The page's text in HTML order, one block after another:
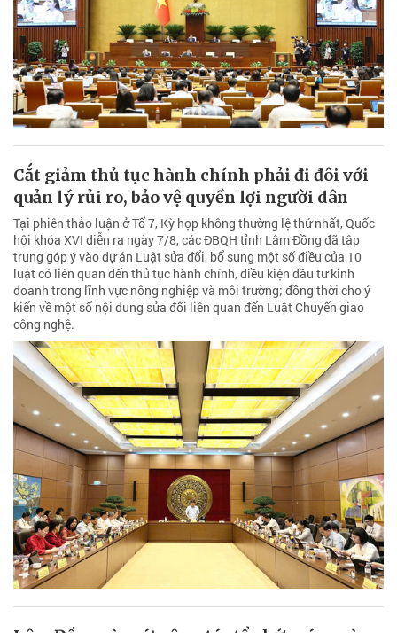
Cắt giảm thủ tục hành chính phải đi đôi với
quản lý rủi ro, bảo vệ quyền lợi người dân
Tại phiên thảo luận ở Tổ 7, Kỳ họp không thường lệ thứ nhất, Quốc
hội khóa XVI diễn ra ngày 7/8, các ĐBQH tỉnh Lâm Đồng đã tập
trung góp ý vào dự án Luật sửa đổi, bổ sung một số điều của 10
luật có liên quan đến thủ tục hành chính, điều kiện đầu tư kinh
doanh trong lĩnh vực nông nghiệp và môi trường; đồng thời cho ý
kiến về một số nội dung sửa đổi liên quan đến Luật Chuyển giao
công nghệ.